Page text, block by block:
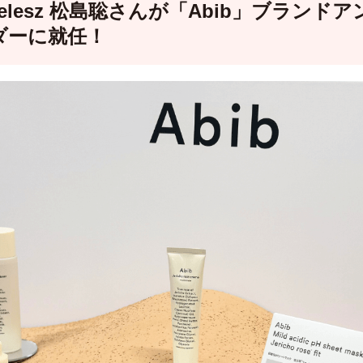
松島聡さんが「Abib」ブランドア
ーに就任！